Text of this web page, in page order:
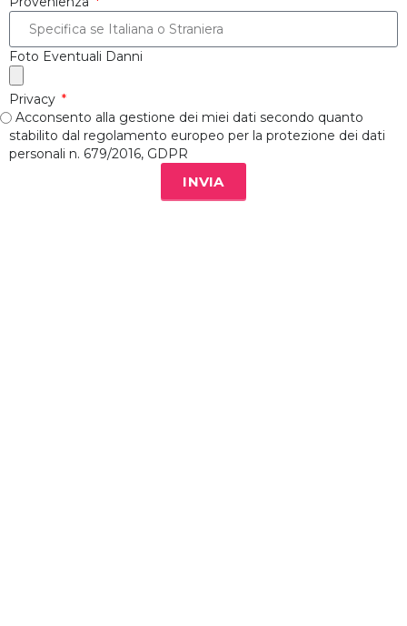
Foto Eventuali Danni
Privacy
Acconsento alla gestione dei miei dati secondo quanto
stabilito dal regolamento europeo per la protezione dei dati
personali n. 679/2016, GDPR
INVIA